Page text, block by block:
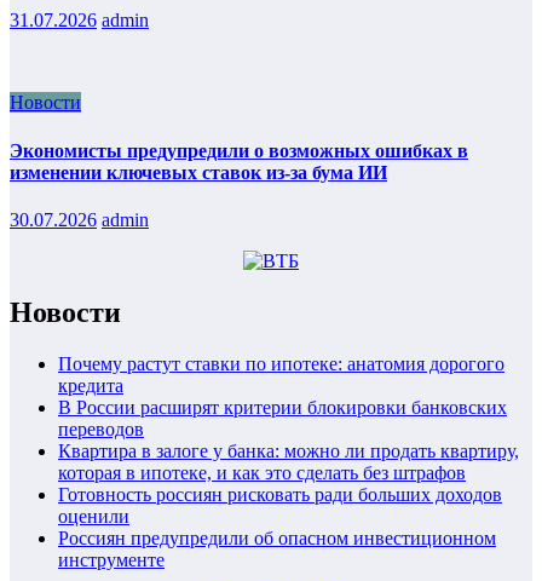
31.07.2026 admin
Новости
Экономисты предупредили о возможных ошибках в
изменении ключевых ставок из-за бума ИИ
30.07.2026 admin
Новости
Почему растут ставки по ипотеке: анатомия дорогого
кредита
В России расширят критерии блокировки банковских
переводов
Квартира в залоге у банка: можно ли продать квартиру,
которая в ипотеке, и как это сделать без штрафов
Готовность россиян рисковать ради больших доходов
оценили
Россиян предупредили об опасном инвестиционном
инструменте